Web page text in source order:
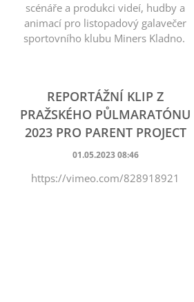
scénáře a produkci videí, hudby a
animací pro listopadový galavečer
sportovního klubu Miners Kladno.
REPORTÁŽNÍ KLIP Z
PRAŽSKÉHO PŮLMARATÓNU
2023 PRO PARENT PROJECT
01.05.2023 08:46
https://vimeo.com/828918921